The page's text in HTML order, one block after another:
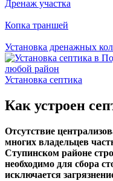
Дренаж участка
Копка траншей
Установка дренажных
Установка септика
Как устроен
Отсутствие
многих владельцев
Ступинском районе
необходимо для сбора
исключается